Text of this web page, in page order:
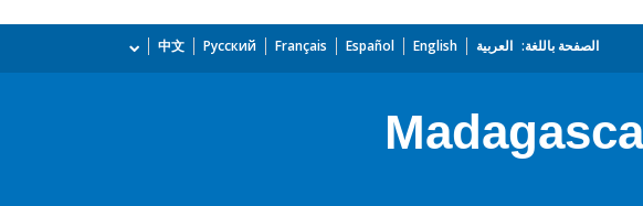
الصفحة باللغة: العربية English
Español
Français
Русский
中文